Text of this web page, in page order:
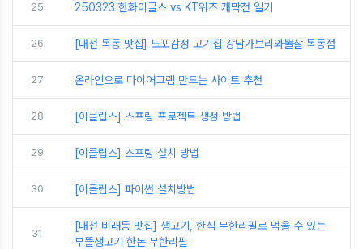
25 250323 한화이글스 vs KT위즈 개막전 일기
26 [대전 목동 맛집] 노포감성 고기집 강남가브리와뽈살 목동점
27 온라인으로 다이어그램 만드는 사이트 추천
28 [이클립스] 스프링 프로젝트 생성 방법
29 [이클립스] 스프링 설치 방법
30 [이클립스] 파이썬 설치방법
31
[대전 비래동 맛집] 생고기, 한식 무한리필로 먹을 수 있는
부뜰생고기 한돈 무한리필